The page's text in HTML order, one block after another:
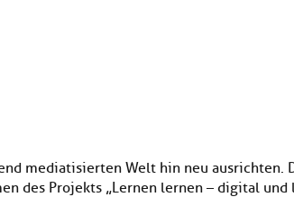
mediatisierten Welt hin neu ausrichten.
des Projekts „Lernen lernen – digital und